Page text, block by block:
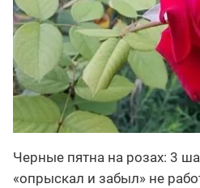
Черные пятна на розах: 3
«опрыскал и забыл» не